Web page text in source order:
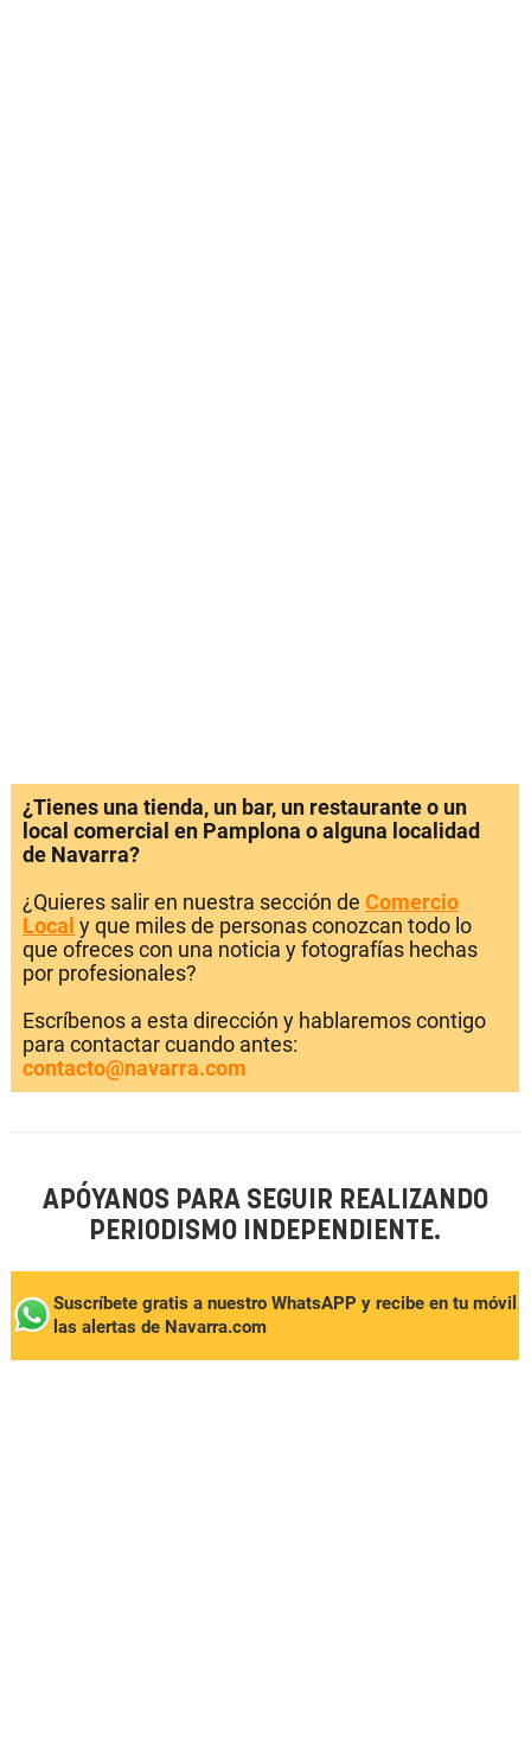
¿Tienes una tienda, un bar, un restaurante o un
local comercial en Pamplona o alguna localidad
de Navarra?
¿Quieres salir en nuestra sección de Comercio
Local y que miles de personas conozcan todo lo
que ofreces con una noticia y fotografías hechas
por profesionales?
Escríbenos a esta dirección y hablaremos contigo
para contactar cuando antes:
contacto@navarra.com
APÓYANOS PARA SEGUIR REALIZANDO
PERIODISMO INDEPENDIENTE.
Suscríbete gratis a nuestro WhatsAPP y recibe en tu móvil
las alertas de Navarra.com